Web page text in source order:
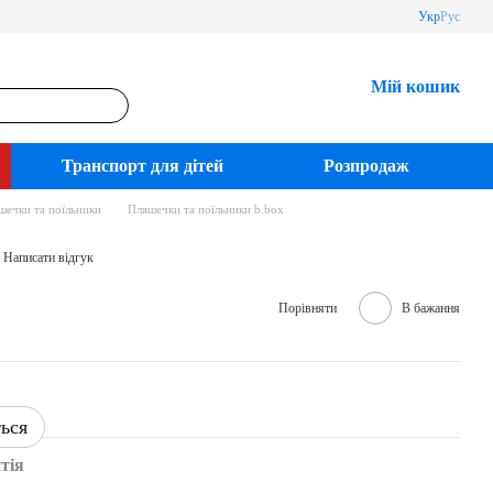
УкрРус
Мій кошик
Транспорт для дітей Розпродаж
та поїльники Пляшечки та поїльники b.box
Написати відгук
Порівняти В бажання